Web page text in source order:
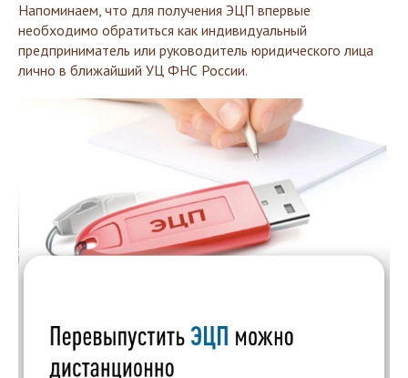
Напоминаем, что для получения ЭЦП впервые
необходимо обратиться как индивидуальный
предприниматель или руководитель юридического лица
лично в ближайший УЦ ФНС России.